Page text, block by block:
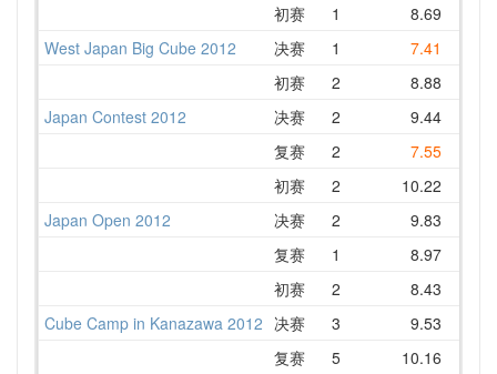
初赛
1 8.69
West Japan Big Cube 2012
决赛 1 7.41
初赛
2 8.88
Japan Contest 2012
决赛 2 9.44
复赛
2 7.55
初赛
2 10.22
Japan Open 2012
决赛 2 9.83
复赛
1 8.97
初赛
2 8.43
Cube Camp in Kanazawa 2012 决赛 3 9.53
复赛
5 10.16